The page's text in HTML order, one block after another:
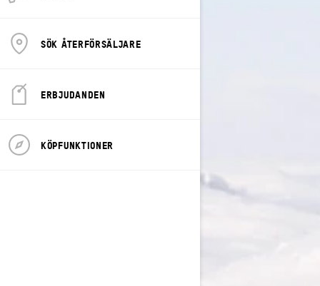
SÖK ÅTERFÖRSÄLJARE
ERBJUDANDEN
KÖPFUNKTIONER